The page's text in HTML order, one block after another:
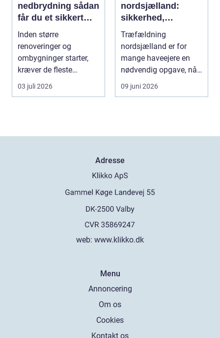
nedbrydning sådan
får du et sikkert
udgangspunkt for
ombygning
Inden større
renoveringer og
ombygninger starter,
kræver de fleste
bygninger en grundig
indvendig ne...
03 juli 2026
nordsjælland:
sikkerhed,
planlægning og
professionel hjælp
Træfældning
nordsjælland er for
mange haveejere en
nødvendig opgave, når
store træer skaber
skade, s...
09 juni 2026
Adresse
web: www.klikko.dk
Menu
Annoncering
Om os
Cookies
Kontakt os